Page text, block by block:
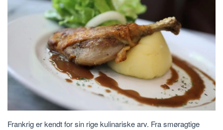
Frankrig er kendt for sin rige kulinariske arv. Fra smøragtige